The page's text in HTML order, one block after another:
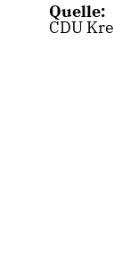
Quelle:
CDU